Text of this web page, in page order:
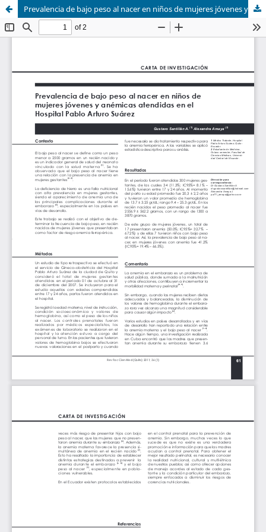
Prevalencia de bajo peso al nacer en niños de mujeres jóvenes y anémicas atendidas en el Hospital Pablo Arturo Suárez